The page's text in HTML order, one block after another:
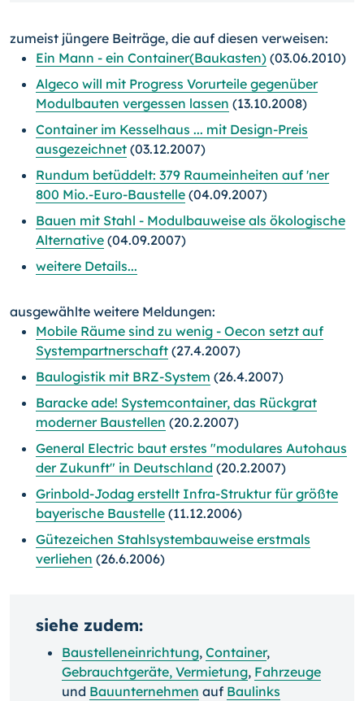
zumeist jüngere Beiträge, die auf diesen verweisen:
Ein Mann - ein Container(Baukasten) (03.06.2010)
Algeco will mit Progress Vorurteile gegenüber
Modulbauten vergessen lassen (13.10.2008)
Container im Kesselhaus ... mit Design-Preis
ausgezeichnet (03.12.2007)
Rundum betüddelt: 379 Raumeinheiten auf 'ner
800 Mio.-Euro-Baustelle (04.09.2007)
Bauen mit Stahl - Modulbauweise als ökologische
Alternative (04.09.2007)
weitere Details...
ausgewählte weitere Meldungen:
Mobile Räume sind zu wenig - Oecon setzt auf
Systempartnerschaft (27.4.2007)
Baulogistik mit BRZ-System (26.4.2007)
Baracke ade! Systemcontainer, das Rückgrat
moderner Baustellen (20.2.2007)
General Electric baut erstes "modulares Autohaus
der Zukunft" in Deutschland (20.2.2007)
Grinbold-Jodag erstellt Infra-Struktur für größte
bayerische Baustelle (11.12.2006)
Gütezeichen Stahlsystembauweise erstmals
verliehen (26.6.2006)
siehe zudem:
Baustelleneinrichtung, Container,
Gebrauchtgeräte, Vermietung, Fahrzeuge
und Bauunternehmen auf Baulinks